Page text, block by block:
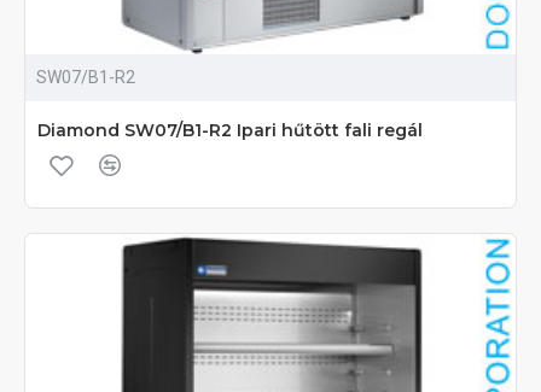
SW07/B1-R2
Diamond SW07/B1-R2 Ipari hűtött fali regál